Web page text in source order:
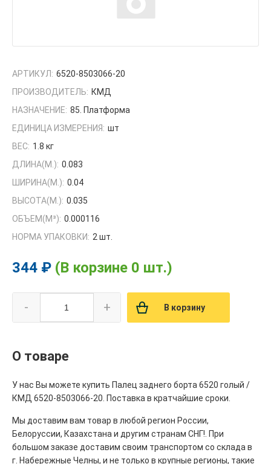
АРТИКУЛ: 6520-8503066-20
ПРОИЗВОДИТЕЛЬ: КМД
НАЗНАЧЕНИЕ: 85. Платформа
ЕДИНИЦА ИЗМЕРЕНИЯ: шт
ВЕС: 1.8 кг
ДЛИНА(М.): 0.083
ШИРИНА(М.): 0.04
ВЫСОТА(М.): 0.035
ОБЪЕМ(M³): 0.000116
НОРМА УПАКОВКИ: 2 шт.
344 ₽ (В корзине 0 шт.)
- + В корзину
О товаре
У нас Вы можете купить Палец заднего борта 6520 голый /
КМД 6520-8503066-20. Поставка в кратчайшие сроки.
Мы доставим вам товар в любой регион России,
Белоруссии, Казахстана и другим странам СНГ!. При
большом заказе доставим своим транспортом со склада в
г. Набережные Челны, и не только в крупные регионы, такие